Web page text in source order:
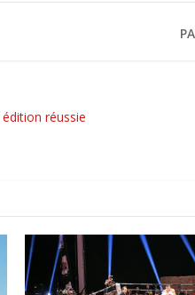
réussie